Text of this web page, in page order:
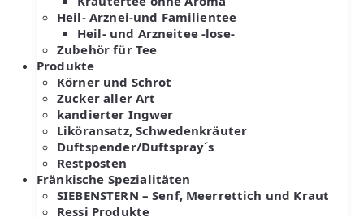
Heil- Arznei-und Familientee
Heil- und Arzneitee -lose-
Zubehör für Tee
Produkte
Körner und Schrot
Zucker aller Art
kandierter Ingwer
Liköransatz, Schwedenkräuter
Duftspender/Duftspray´s
Restposten
Fränkische Spezialitäten
SIEBENSTERN – Senf, Meerrettich und Kraut
Ressi Produkte